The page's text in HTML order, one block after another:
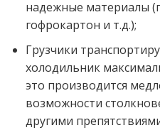
надежные материалы
гофрокартон и т.д.);
Грузчики
холодильник
это производится
возможности
другими